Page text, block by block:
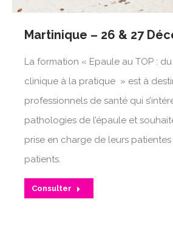
Martinique – 26 & 27
La formation « Epaule au TOP :
clinique à la pratique » est à
professionnels de santé qui
pathologies de l’épaule et
prise en charge de leurs
patients.
Consulter